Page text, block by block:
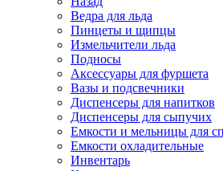
Ведра для льда
Пинцеты и щипцы
Измельчители льда
Подносы
Аксессуары для фуршета
Вазы и подсвечники
Диспенсеры для напитков
Диспенсеры для сыпучих
Емкости и мельницы для
Емкости охладительные
Инвентарь